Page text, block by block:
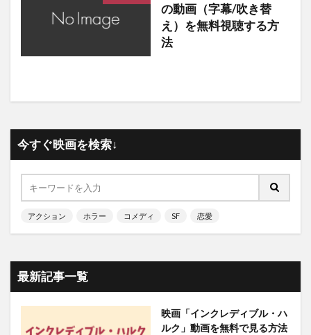
の動画（字幕/吹き替
え）を無料視聴する方
法
今すぐ映画を検索↓
アクション ホラー コメディ SF 恋愛
最新記事一覧
映画「インクレディブル・ハ
ルク」動画を無料で見る方法